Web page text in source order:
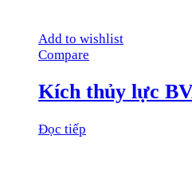
Add to wishlist
Compare
Kích thủy lực
Đọc tiếp